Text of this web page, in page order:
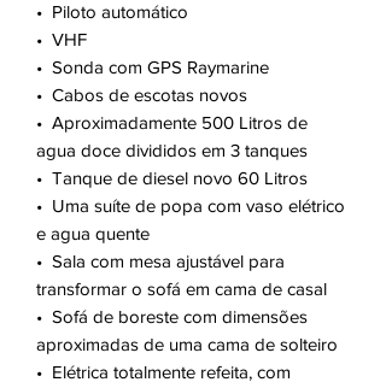
•⁠ Piloto automático
•⁠ VHF
•⁠ Sonda com GPS Raymarine
•⁠ Cabos de escotas novos
•⁠ Aproximadamente 500 Litros de
agua doce divididos em 3 tanques
•⁠ Tanque de diesel novo 60 Litros
•⁠ Uma suíte de popa com vaso elétrico
e agua quente
•⁠ Sala com mesa ajustável para
transformar o sofá em cama de casal
•⁠ Sofá de boreste com dimensões
aproximadas de uma cama de solteiro
•⁠ Elétrica totalmente refeita, com